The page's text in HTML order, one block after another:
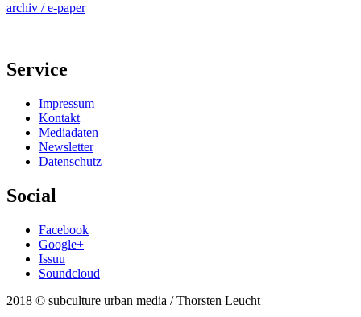
archiv / e-paper
Service
Impressum
Kontakt
Mediadaten
Newsletter
Datenschutz
Social
Facebook
Google+
Issuu
Soundcloud
2018 © subculture urban media / Thorsten Leucht